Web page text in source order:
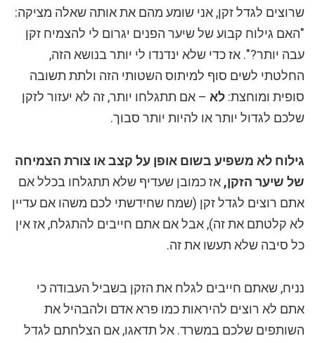
שרוצים לגדל זקן, אני שומע מהם את אותה שאלה מציקה:
"האם גילוח קבוע של שיער הפנים יגרום לי להצמיח זקן
עבה יותר?". אז כדי שלא ינדנדו לי יותר בנושא הזה,
החלטתי לשים סוף למיתוס השטותי הזה ולתת תשובה
סופית ומוחצת: לא – אם תתגלחו יותר, זה לא יעזור לזקן
שלכם לגדול יותר או להיות יותר סבוך.
גילוח לא משפיע בשום אופן על קצב או צורת הצמיחה
של שיער הזקן, אז כמובן שעדיף שלא תתגלחו בכלל אם
אתם רוצים לגדל זקן (שמח שחידשתי לכם משהו אם עדיין
לא קלטתם את זה), אבל אם אתם חייבים להתגלח, אז אין
כל סיבה שלא תעשו את זה.
נניח, שאתם חייבים לגלח את הזקן בשביל העבודה כי
אתם לא רוצים להיראות כמו פרא אדם ולהבהיל את
השותפים שלכם במשרד. אל תדאגו, אם הצלחתם לגדל